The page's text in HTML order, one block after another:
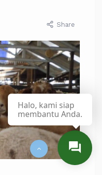
Share
Halo, kami siap
membantu Anda.